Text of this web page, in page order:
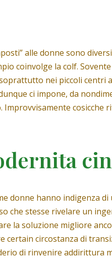
alle donne sono
coinvolge la colf.
nei piccoli
ci impone, da
cosicche
donne hanno indigenza
che stesse rivelare un
la soluzione migliore
certain circostanza di
di rinvenire addirittura